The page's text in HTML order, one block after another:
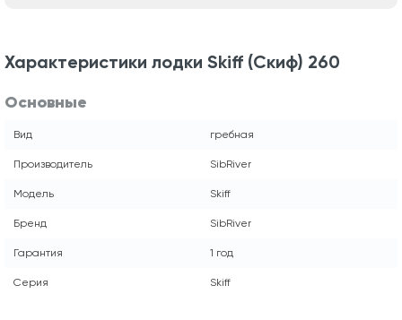
Характеристики лодки Skiff (Скиф) 260
Основные
Вид гребная
Производитель SibRiver
Модель Skiff
Бренд SibRiver
Гарантия 1 год
Серия Skiff